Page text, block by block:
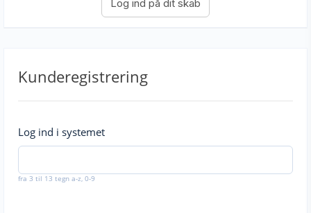
Kunderegistrering
Log ind i systemet
fra 3 til 13 tegn a-z, 0-9